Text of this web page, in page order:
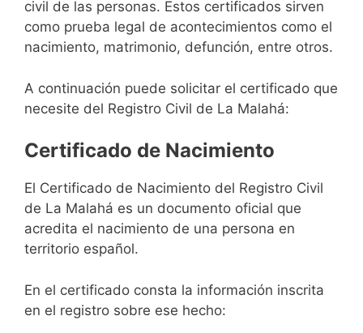
civil de las personas. Estos certificados sirven
como prueba legal de acontecimientos como el
nacimiento, matrimonio, defunción, entre otros.
A continuación puede solicitar el certificado que
necesite del Registro Civil de La Malahá:
Certificado de Nacimiento
El Certificado de Nacimiento del Registro Civil
de La Malahá es un documento oficial que
acredita el nacimiento de una persona en
territorio español.
En el certificado consta la información inscrita
en el registro sobre ese hecho: